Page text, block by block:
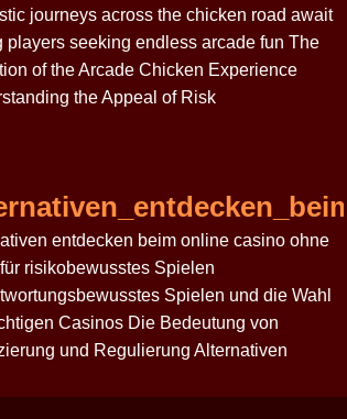
journeys across the chicken road await
players seeking endless arcade fun The
of the Arcade Chicken Experience
the Appeal of Risk
entdecken beim online casino ohne
risikobewusstes Spielen
Spielen und die Wahl
Casinos Die Bedeutung von
und Regulierung Alternativen